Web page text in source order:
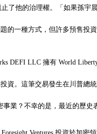
了他的治理權。「如果孫宇
的一種方式，但許多預售投
DEFI LLC 擁有 World
資。這筆交易發生在川普總統
業？不幸的是，最近的歷史